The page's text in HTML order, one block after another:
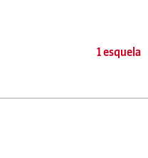
1 esquela